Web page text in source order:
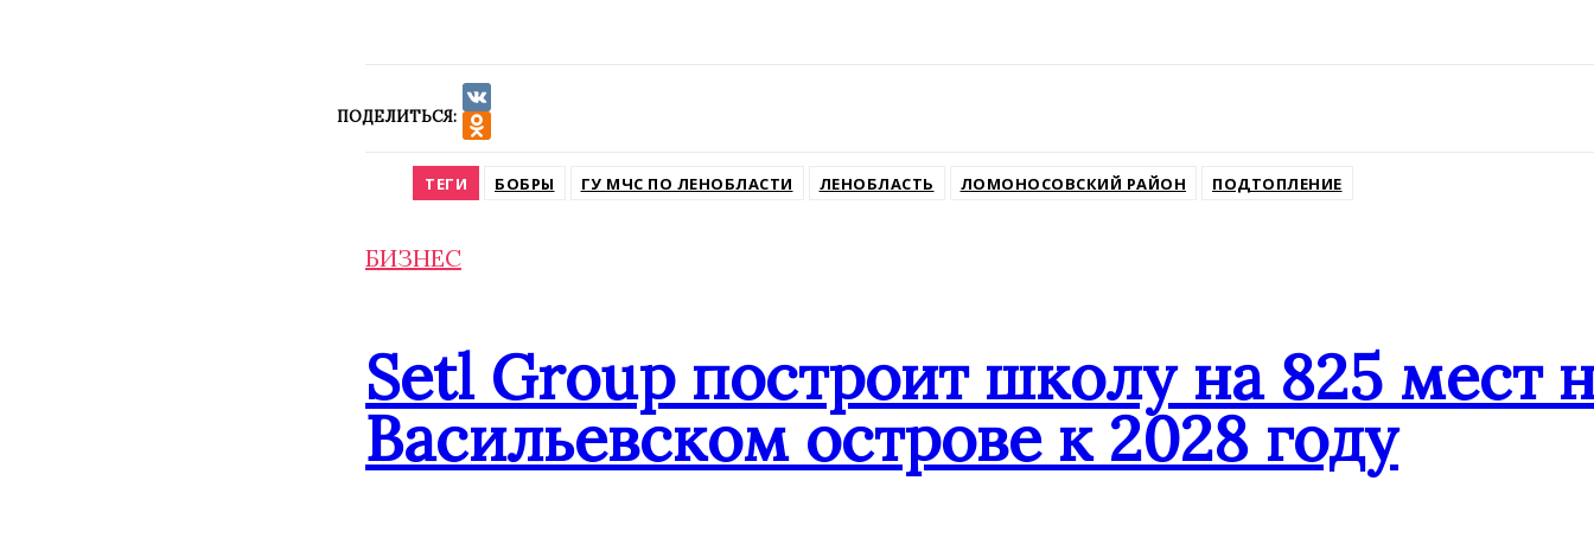
ПОДЕЛИТЬСЯ:
VK
ТЕГИ БОБРЫ ГУ МЧС ПО ЛЕНОБЛАСТИ ЛЕНОБЛАСТЬ ЛОМОНОСОВСКИЙ РАЙОН ПОДТОПЛЕНИЕ
БИЗНЕС
Setl Group построит школу на 825 мест
Васильевском острове к 2028 году